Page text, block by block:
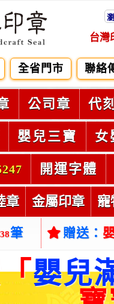
台灣
全省門市 聯絡
公司章 代
嬰兒三寶 女
開運字體
章 金屬印章 寵
筆 贈送：
嬰兒